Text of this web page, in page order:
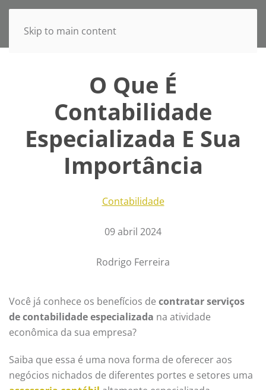
Skip to main content
O Que É
Contabilidade
Especializada E Sua
Importância
Contabilidade
09 abril 2024
Rodrigo Ferreira
Você já conhece os benefícios de contratar serviços
de contabilidade especializada na atividade
econômica da sua empresa?
Saiba que essa é uma nova forma de oferecer aos
negócios nichados de diferentes portes e setores uma